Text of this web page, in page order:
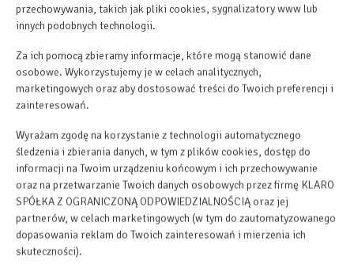
przechowywania, takich jak pliki cookies, sygnalizatory www lub
innych podobnych technologii.
Za ich pomocą zbieramy informacje, które mogą stanowić dane
osobowe. Wykorzystujemy je w celach analitycznych,
marketingowych oraz aby dostosować treści do Twoich preferencji i
zainteresowań.
Wyrażam zgodę na korzystanie z technologii automatycznego
śledzenia i zbierania danych, w tym z plików cookies, dostęp do
informacji na Twoim urządzeniu końcowym i ich przechowywanie
oraz na przetwarzanie Twoich danych osobowych przez firmę KLARO
SPÓŁKA Z OGRANICZONĄ ODPOWIEDZIALNOŚCIĄ oraz jej
partnerów, w celach marketingowych (w tym do zautomatyzowanego
dopasowania reklam do Twoich zainteresowań i mierzenia ich
skuteczności).